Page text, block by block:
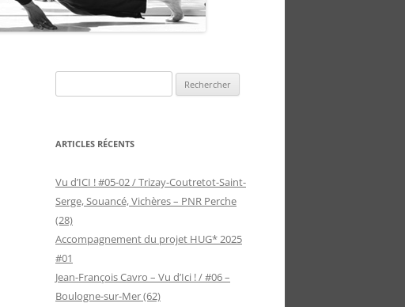
ARTICLES RÉCENTS
Vu d’ICI ! #05-02 / Trizay-Coutretot-Saint-
Serge, Souancé, Vichères – PNR Perche
(28)
Accompagnement du projet HUG* 2025
#01
Jean-François Cavro – Vu d’Ici ! / #06 –
Boulogne-sur-Mer (62)